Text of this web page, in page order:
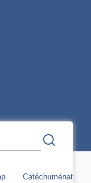
Catéchuménat